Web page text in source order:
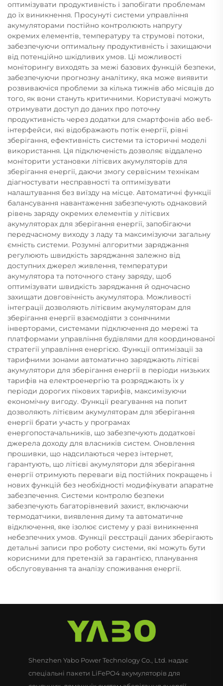
оптимізувати продуктивність і запобігати проблемам
до їх виникнення. Просунуті системи управління
акумуляторами постійно контролюють напругу
окремих елементів, температуру та струмові потоки,
забезпечуючи оптимальну продуктивність і захищаючи
від потенційно шкідливих умов. Ці можливості
моніторингу виходять за межі базових функцій безпеки,
забезпечуючи прогнозну аналітику, яка може виявити
розвиваючіся проблеми за кілька тижнів або місяців до
того, як вони стануть критичними. Користувачі можуть
отримувати доступ до даних про поточну
продуктивність через додатки для смартфонів або веб-
інтерфейси, які відображають потік енергії, рівні
зберігання, ефективність системи та історичні моделі
використання. Ця підключеність дозволяє віддалено
моніторити установки літієвих акумуляторів для
зберігання енергії, даючи змогу сервісним технікам
діагностувати несправності та оптимізувати
налаштування без виїзду на місце. Автоматичні функції
балансування навантаження забезпечують однаковий
рівень заряду окремих елементів у літієвих
акумуляторах для зберігання енергії, запобігаючи
передчасному виходу з ладу та максимізуючи загальну
ємність системи. Розумні алгоритми заряджання
регулюють швидкість заряджання залежно від
доступних джерел живлення, температури
акумулятора та поточного стану заряду, щоб
оптимізувати швидкість заряджання й одночасно
захищати довговічність акумулятора. Можливості
інтеграції дозволяють літієвим акумуляторам для
зберігання енергії взаємодіяти з сонячними
інверторами, системами підключення до мережі та
платформами управління будівлями для координованої
стратегії управління енергією. Функції оптимізації за
тарифними зонами автоматично заряджають літієві
акумулятори для зберігання енергії в періоди низьких
тарифів на електроенергію та розряджають їх у
періоди дорогих пікових тарифів, максимізуючи
економічну вигоду. Функції реагування на попит
дозволяють літієвим акумуляторам для зберігання
енергії брати участь у програмах
енергопостачальників, що забезпечують додаткові
джерела доходу для власників систем. Оновлення
прошивки, що надсилаються через інтернет,
гарантують, що літієві акумулятори для зберігання
енергії отримують переваги від постійних покращень і
нових функцій без необхідності модифікувати апаратне
забезпечення. Системи контролю безпеки
забезпечують багаторівневий захист, включаючи
термодатчики, виявлення диму та автоматичне
відключення, яке ізолює систему у разі виникнення
небезпечних умов. Функції реєстрації даних зберігають
детальні записи про роботу системи, які можуть бути
корисними для претензій за гарантією, планування
обслуговування та аналізу споживання енергії.
Shenzhen Yabo Power Technology Co., Ltd. надає
спеціальні пакети LiFePO4 акумуляторів для